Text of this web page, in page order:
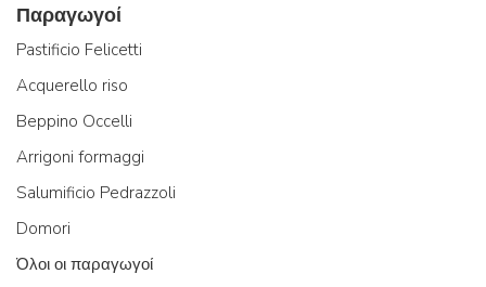
Παραγωγοί
Pastificio Felicetti
Acquerello riso
Beppino Occelli
Arrigoni formaggi
Salumificio Pedrazzoli
Domori
Όλοι οι παραγωγοί